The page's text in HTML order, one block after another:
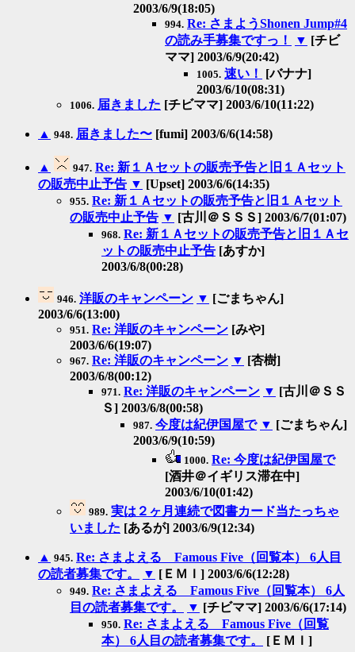
2003/6/9(18:05)
994. Re: さまようShonen Jump#4
の読み手募集ですっ！
▼ [チビ
ママ] 2003/6/9(20:42)
1005. 速い！
[バナナ]
2003/6/10(08:31)
1006. 届きました [チビママ] 2003/6/10(11:22)
▲ 948. 届きました〜 [fumi] 2003/6/6(14:58)
▲ 947. Re: 新１Ａセットの販売予告と旧１Ａセット
の販売中止予告 ▼ [Upset] 2003/6/6(14:35)
955. Re: 新１Ａセットの販売予告と旧１Ａセット
の販売中止予告 ▼ [古川＠ＳＳＳ] 2003/6/7(01:07)
968. Re: 新１Ａセットの販売予告と旧１Ａセ
ットの販売中止予告 [あすか]
2003/6/8(00:28)
946. 洋販のキャンペーン ▼ [ごまちゃん]
2003/6/6(13:00)
951. Re: 洋販のキャンペーン [みや]
2003/6/6(19:07)
967. Re: 洋販のキャンペーン ▼ [杏樹]
2003/6/8(00:12)
971. Re: 洋販のキャンペーン ▼ [古川＠ＳＳ
Ｓ] 2003/6/8(00:58)
987. 今度は紀伊国屋で ▼ [ごまちゃん]
2003/6/9(10:59)
1000. Re: 今度は紀伊国屋で
[酒井＠イギリス滞在中]
2003/6/10(01:42)
989. 実は２ヶ月連続で図書カード当たっちゃ
いました [あるが] 2003/6/9(12:34)
▲ 945. Re: さまよえる Famous Five（回覧本） 6人目
の読者募集です。
▼ [ＥＭＩ] 2003/6/6(12:28)
949. Re: さまよえる Famous Five（回覧本） 6人
目の読者募集です。
▼ [チビママ] 2003/6/6(17:14)
950. Re: さまよえる Famous Five（回覧
本） 6人目の読者募集です。
[ＥＭＩ]